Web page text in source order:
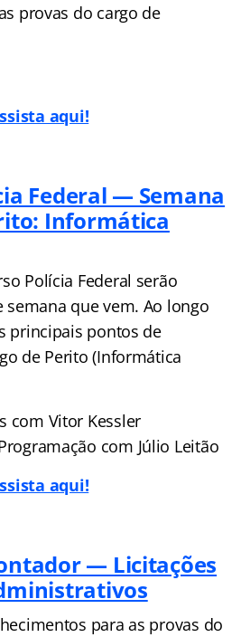
provas do cargo de
aqui!
Federal — Semana
Informática
Polícia Federal serão
que vem. Ao longo
principais pontos de
de Perito (Informática
com Vitor Kessler
com Júlio Leitão
aqui!
— Licitações
para as provas do